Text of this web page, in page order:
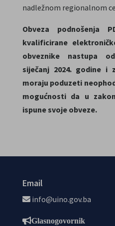
nadležnom regionalnom
Obveza podnošenja
kvalificirane
obveznike nastupa
siječanj 2024. godine i
moraju poduzeti
mogućnosti da u
ispune svoje obveze.
Email
info@uino.gov.ba
Glasnogovornik